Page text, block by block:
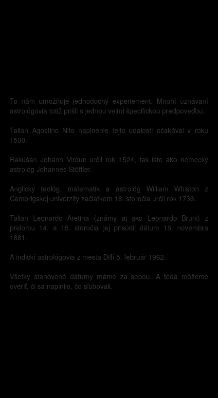
To nám umožňuje jednoduchý experiement. Mnohí uznávaní
astrológovia totiž prišli s jednou veľmi špecifickou predpoveďou.
Talian Agostino Nifo naplnenie tejto udalosti očakával v roku
1500.
Rakúšan Johann Virdun určil rok 1524, tak isto ako nemecký
astrológ Johannes Stöffler.
Anglický teológ, matematik a astrológ William Whiston z
Cambrigskej univerzity začiatkom 18. storočia určil rok 1736.
Talian Leonardo Aretina (známy aj ako Leonardo Bruni) z
prelomu 14. a 15. storočia jej prisúdil dátum 15. novembra
1881.
A indickí astrológovia z mesta Dillí 5. február 1962.
Všetky stanovené dátumy máme za sebou. A teda môžeme
overiť, či sa naplnilo, čo sľubovali.